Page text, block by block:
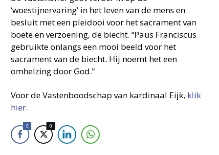
‘woestijnervaring’ in het leven van de mens en
besluit met een pleidooi voor het sacrament van
boete en verzoening, de biecht. “Paus Franciscus
gebruikte onlangs een mooi beeld voor het
sacrament van de biecht. Hij noemt het een
omhelzing door God.”
Voor de Vastenboodschap van kardinaal Eijk, klik
hier.
0 0